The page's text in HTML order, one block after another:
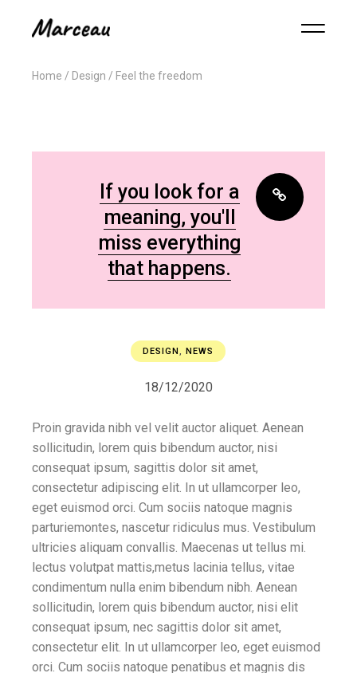
Home Design Feel the freedom
If you look for a
meaning, you'll
miss everything
that happens.
DESIGN, NEWS
18/12/2020
Proin gravida nibh vel velit auctor aliquet. Aenean
sollicitudin, lorem quis bibendum auctor, nisi
consequat ipsum, sagittis dolor sit amet,
consectetur adipiscing elit. In ut ullamcorper leo,
eget euismod orci. Cum sociis natoque magnis
parturiemontes, nascetur ridiculus mus. Vestibulum
ultricies aliquam convallis. Maecenas ut tellus mi.
lectus volutpat mattis,metus lacinia tellus, vitae
condimentum nulla enim bibendum nibh. Aenean
sollicitudin, lorem quis bibendum auctor, nisi elit
consequat ipsum, nec sagittis dolor sit amet,
consectetur elit. In ut ullamcorper leo, eget euismod
orci. Cum sociis natoque penatibus et magnis dis